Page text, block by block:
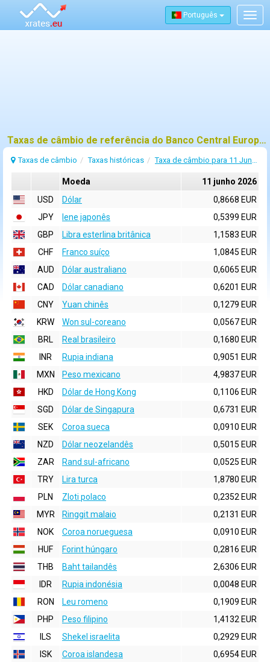
Português
Taxas de câmbio de referência do Banco Central Europeu (BCE) para 11 junho 2026
Taxas de câmbio Taxas históricas Taxa de câmbio para 11 Junho 2026
Moeda
11 junho 2026
USD
Dólar
0,8668 EUR
JPY
Iene japonês
0,5399 EUR
GBP
Libra esterlina britânica
1,1583 EUR
CHF
Franco suíço
1,0845 EUR
AUD
Dólar australiano
0,6065 EUR
CAD
Dólar canadiano
0,6201 EUR
CNY
Yuan chinês
0,1279 EUR
KRW
Won sul-coreano
0,0567 EUR
BRL
Real brasileiro
0,1680 EUR
INR
Rupia indiana
0,9051 EUR
MXN
Peso mexicano
4,9837 EUR
HKD
Dólar de Hong Kong
0,1106 EUR
SGD
Dólar de Singapura
0,6731 EUR
SEK
Coroa sueca
0,0910 EUR
NZD
Dólar neozelandês
0,5015 EUR
ZAR
Rand sul-africano
0,0525 EUR
TRY
Lira turca
1,8780 EUR
PLN
Zloti polaco
0,2352 EUR
MYR
Ringgit malaio
0,2131 EUR
NOK
Coroa norueguesa
0,0910 EUR
HUF
Forint húngaro
0,2816 EUR
THB
Baht tailandês
2,6306 EUR
IDR
Rupia indonésia
0,0048 EUR
RON
Leu romeno
0,1909 EUR
PHP
Peso filipino
1,4132 EUR
ILS
Shekel israelita
0,2929 EUR
ISK
Coroa islandesa
0,6954 EUR